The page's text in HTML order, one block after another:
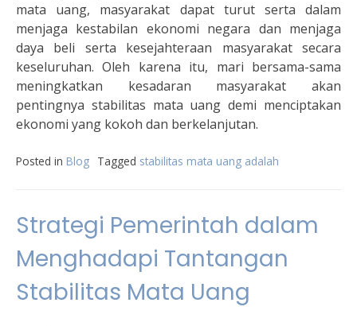
mata uang, masyarakat dapat turut serta dalam
menjaga kestabilan ekonomi negara dan menjaga
daya beli serta kesejahteraan masyarakat secara
keseluruhan. Oleh karena itu, mari bersama-sama
meningkatkan kesadaran masyarakat akan
pentingnya stabilitas mata uang demi menciptakan
ekonomi yang kokoh dan berkelanjutan.
Posted in Blog Tagged stabilitas mata uang adalah
Strategi Pemerintah dalam
Menghadapi Tantangan
Stabilitas Mata Uang